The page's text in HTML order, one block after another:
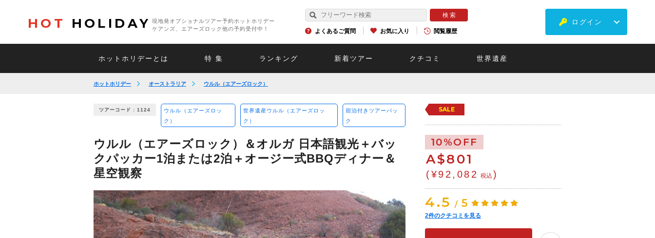
HOT HOLIDAY
現地発オプショナルツアー予約ホットホリデー
ケアンズ、エアーズロック他の予約受付中！
よくあるご質問 お気に入り 閲覧履歴
ログイン
ホットホリデーとは 特 集 ランキング 新着ツアー クチコミ 世界遺産
ホットホリデー オーストラリア ウルル（エアーズロック）
ツアーコード : 1124
ウルル（エアーズロッ
ク）
世界遺産ウルル（エアーズロッ
ク）
宿泊付きツアーパッ
ク
ウルル（エアーズロック）＆オルガ 日本語観光＋バッ
クパッカー1泊または2泊＋オージー式BBQディナー＆
星空観察
SALE
10%OFF
A$801
(¥92,082 税込 )
4.5 / 5
2件のクチコミを見る